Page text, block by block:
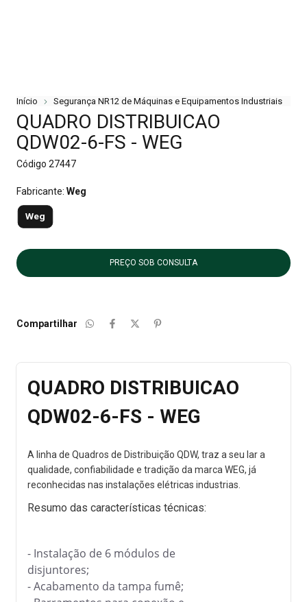
Início Segurança NR12 de Máquinas e Equipamentos Industriais
QUADRO DISTRIBUICAO
QDW02-6-FS - WEG
Código 27447
Fabricante: Weg
Weg
Compartilhar
QUADRO DISTRIBUICAO
QDW02-6-FS - WEG
A linha de Quadros de Distribuição QDW, traz a seu lar a
qualidade, confiabilidade e tradição da marca WEG, já
reconhecidas nas instalações elétricas industrias.
Resumo das características técnicas:
- Instalação de 6 módulos de
disjuntores;
- Acabamento da tampa fumê;